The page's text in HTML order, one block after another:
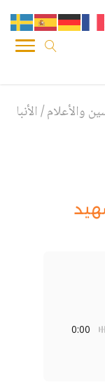
والأعلام/الأنبا
0:00